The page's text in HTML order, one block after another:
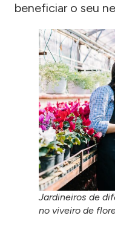
beneficiar o seu
Jardineiros de
no viveiro de